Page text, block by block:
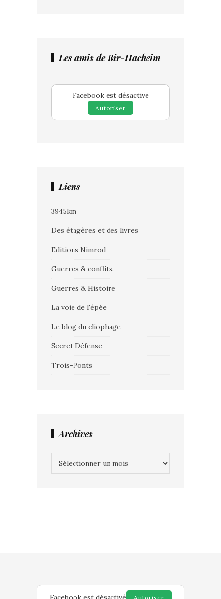
Les amis de Bir-Hacheim
Facebook est désactivé
Autoriser
Liens
3945km
Des étagères et des livres
Editions Nimrod
Guerres & conflits.
Guerres & Histoire
La voie de l'épée
Le blog du cliophage
Secret Défense
Trois-Ponts
Archives
Facebook est désactivé Autoriser